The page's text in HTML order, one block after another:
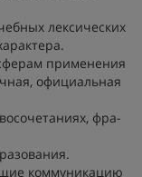
лексических
применения
официальная
фра-
коммуникацию